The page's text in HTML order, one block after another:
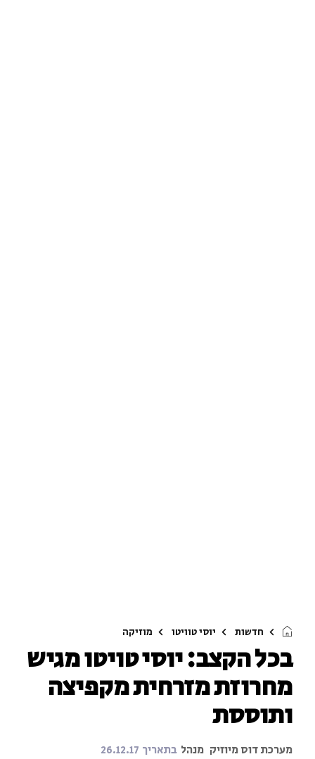
חדשות יוסי טוויטו מוזיקה
בכל הקצב: יוסי טויטו מגיש
מחרוזת מזרחית מקפיצה
ותוססת
מערכת דוס מיוזיק מנהל בתאריך 26.12.17